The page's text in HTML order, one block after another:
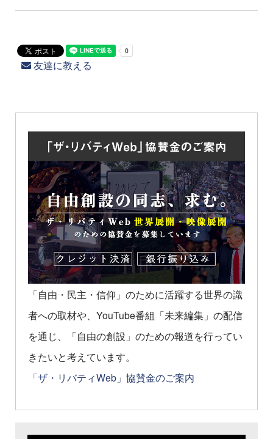
友達に教える
「自由・民主・信仰」のために活躍する世界の識
者への取材や、YouTube番組「未来編集」の配信
を通じ、「自由の創設」のための報道を行ってい
きたいと考えています。
「ザ・リバティWeb」協賛金のご案内